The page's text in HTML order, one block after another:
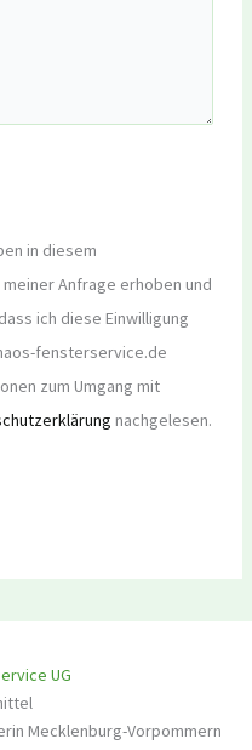
in diesem
Anfrage erhoben und
ich diese Einwilligung
fensterservice.de
zum Umgang mit
nachgelesen.
UG
Mecklenburg-Vorpommern